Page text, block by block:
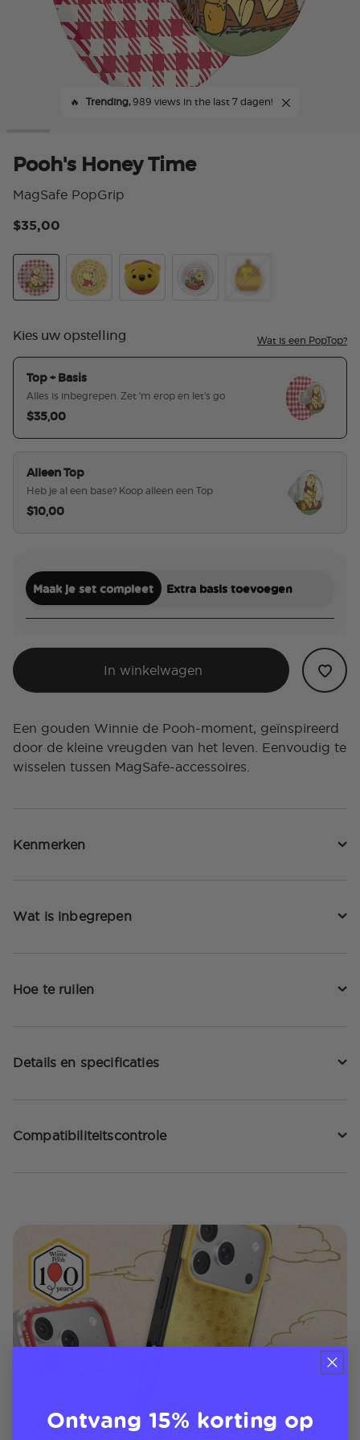
🔥 Trending,989 views in the last 7 dagen!
Pooh's Honey Time
MagSafe PopGrip
$35,00
Kies uw opstelling Wat is een PopTop?
Top + Basis
Alles is inbegrepen. Zet 'm erop en let's go
$35,00
Alleen Top
Heb je al een base? Koop alleen een Top
$10,00
Maak je set compleet Extra basis toevoegen
In winkelwagen
Een gouden Winnie de Pooh-moment, geïnspireerd
door de kleine vreugden van het leven. Eenvoudig te
wisselen tussen MagSafe-accessoires.
Kenmerken
Wat is inbegrepen
Hoe te ruilen
Details en specificaties
Compatibiliteitscontrole
Ontvang 15% korting op